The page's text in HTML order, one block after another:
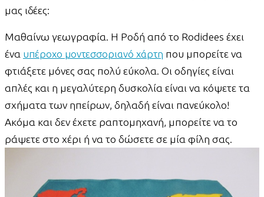
μας ιδέες:
Μαθαίνω γεωγραφία. Η Ροδή από το Rodidees έχει
ένα υπέροχο μοντεσσοριανό χάρτη που μπορείτε να
φτιάξετε μόνες σας πολύ εύκολα. Οι οδηγίες είναι
απλές και η μεγαλύτερη δυσκολία είναι να κόψετε τα
σχήματα των ηπείρων, δηλαδή είναι πανεύκολο!
Ακόμα και δεν έχετε ραπτομηχανή, μπορείτε να το
ράψετε στο χέρι ή να το δώσετε σε μία φίλη σας.